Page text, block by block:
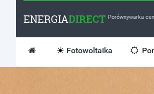
ENERGIADIRECT Porównywarka
Fotowoltaika